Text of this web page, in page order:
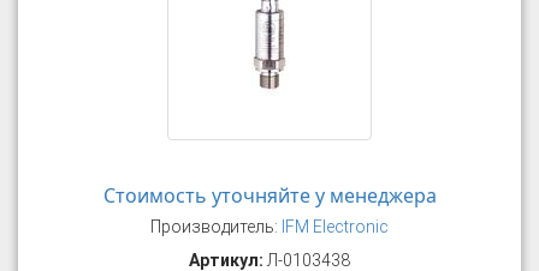
Стоимость уточняйте у менеджера
Производитель: IFM Electronic
Артикул: Л-0103438